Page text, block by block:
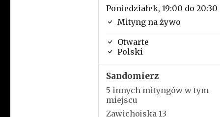
Poniedziałek, 19:00 do 20:30
Mityng na żywo
Otwarte
Polski
Sandomierz
5 innych mityngów w tym
miejscu
Zawichojska 13